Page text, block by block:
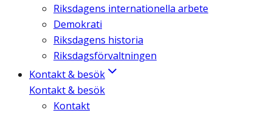
Riksdagens internationella arbete
Demokrati
Riksdagens historia
Riksdagsförvaltningen
Kontakt & besök
Kontakt & besök
Kontakt